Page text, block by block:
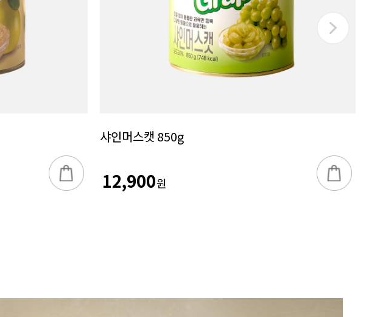
샤인머스캣 850g
12,900원